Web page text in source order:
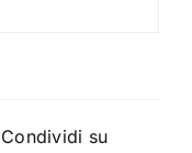
Condividi su